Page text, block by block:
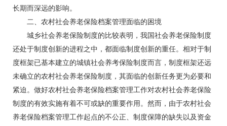
长期而深远的影响。
二、农村社会养老保险档案管理面临的困境
城乡社会养老保险制度的比较表明，我国社会养老保险制度
还处于制度创新的进程之中，都面临制度创新的重任。相对于制
度框架已基本建立的城镇社会养考保险制度而言，制度框架还远
未确立的农村社会养老保险制度，其面临的创新任务更为必要和
紧迫。做好农村社会养老保险档案管理工作对农村社会养老保险
制度的有效实施有着不可或缺的重要作用。然而，由于农村社会
养老保险档案管理工作起点的不公正、制度保障的缺失以及资金